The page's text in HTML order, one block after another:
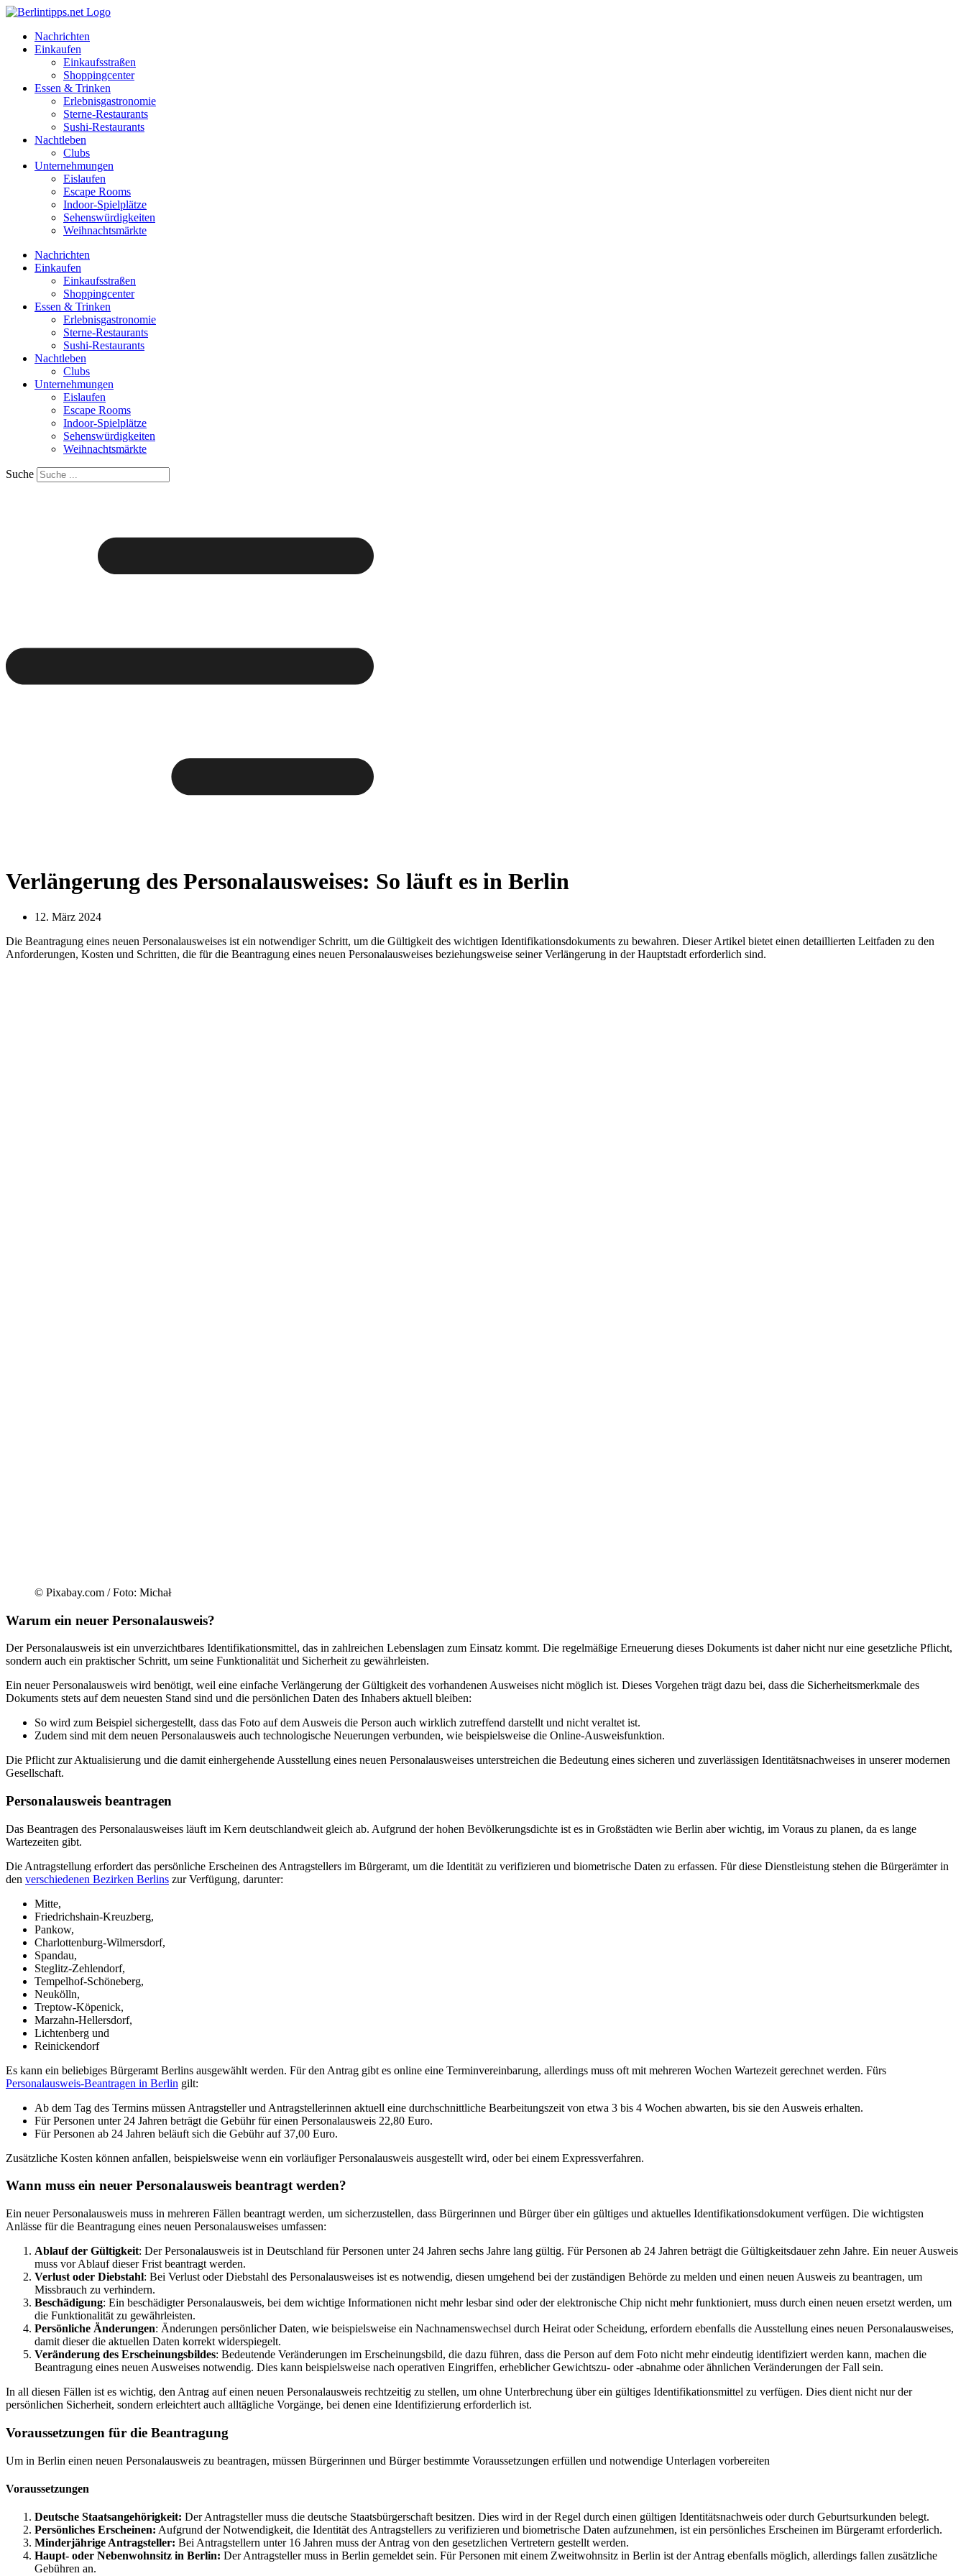
Zum
springenNachrichten
Einkaufen
Einkaufsstraßen
Shoppingcenter
Essen & Trinken
Erlebnisgastronomie
Sterne-Restaurants
Sushi-Restaurants
Nachtleben
Clubs
Unternehmungen
Eislaufen
Escape Rooms
Indoor-Spielplätze
Sehenswürdigkeiten
Weihnachtsmärkte
Nachrichten
Einkaufen
Einkaufsstraßen
Shoppingcenter
Essen & Trinken
Erlebnisgastronomie
Sterne-Restaurants
Sushi-Restaurants
Nachtleben
Clubs
Unternehmungen
Eislaufen
Escape Rooms
Indoor-Spielplätze
Sehenswürdigkeiten
Weihnachtsmärkte
Suche
Verlängerung des Personalausweises: So läuft es in Berlin
12. März 2024
Die Beantragung eines neuen Personalausweises ist ein notwendiger Schritt, um die Gültigkeit des wichtigen Identifikationsdokuments zu bewahren. Dieser Artikel bietet einen detaillierten Leitfaden zu den
Anforderungen, Kosten und Schritten, die für die Beantragung eines neuen Personalausweises beziehungsweise seiner Verlängerung in der Hauptstadt erforderlich sind.
© Pixabay.com / Foto: Michał
Warum ein neuer Personalausweis?
Der Personalausweis ist ein unverzichtbares Identifikationsmittel, das in zahlreichen Lebenslagen zum Einsatz kommt. Die regelmäßige Erneuerung dieses Dokuments ist daher nicht nur eine gesetzliche Pflicht,
sondern auch ein praktischer Schritt, um seine Funktionalität und Sicherheit zu gewährleisten.
Ein neuer Personalausweis wird benötigt, weil eine einfache Verlängerung der Gültigkeit des vorhandenen Ausweises nicht möglich ist. Dieses Vorgehen trägt dazu bei, dass die Sicherheitsmerkmale des
Dokuments stets auf dem neuesten Stand sind und die persönlichen Daten des Inhabers aktuell bleiben:
So wird zum Beispiel sichergestellt, dass das Foto auf dem Ausweis die Person auch wirklich zutreffend darstellt und nicht veraltet ist.
Zudem sind mit dem neuen Personalausweis auch technologische Neuerungen verbunden, wie beispielsweise die Online-Ausweisfunktion.
Die Pflicht zur Aktualisierung und die damit einhergehende Ausstellung eines neuen Personalausweises unterstreichen die Bedeutung eines sicheren und zuverlässigen Identitätsnachweises in unserer modernen
Gesellschaft.
Personalausweis beantragen
Das Beantragen des Personalausweises läuft im Kern deutschlandweit gleich ab. Aufgrund der hohen Bevölkerungsdichte ist es in Großstädten wie Berlin aber wichtig, im Voraus zu planen, da es lange
Wartezeiten gibt.
Die Antragstellung erfordert das persönliche Erscheinen des Antragstellers im Bürgeramt, um die Identität zu verifizieren und biometrische Daten zu erfassen. Für diese Dienstleistung stehen die Bürgerämter in
den verschiedenen Bezirken Berlins zur Verfügung, darunter:
Mitte,
Friedrichshain-Kreuzberg,
Pankow,
Charlottenburg-Wilmersdorf,
Spandau,
Steglitz-Zehlendorf,
Tempelhof-Schöneberg,
Neukölln,
Treptow-Köpenick,
Marzahn-Hellersdorf,
Lichtenberg und
Reinickendorf
Es kann ein beliebiges Bürgeramt Berlins ausgewählt werden. Für den Antrag gibt es online eine Terminvereinbarung, allerdings muss oft mit mehreren Wochen Wartezeit gerechnet werden. Fürs
Personalausweis-Beantragen in Berlin gilt:
Ab dem Tag des Termins müssen Antragsteller und Antragstellerinnen aktuell eine durchschnittliche Bearbeitungszeit von etwa 3 bis 4 Wochen abwarten, bis sie den Ausweis erhalten.
Für Personen unter 24 Jahren beträgt die Gebühr für einen Personalausweis 22,80 Euro.
Für Personen ab 24 Jahren beläuft sich die Gebühr auf 37,00 Euro.
Zusätzliche Kosten können anfallen, beispielsweise wenn ein vorläufiger Personalausweis ausgestellt wird, oder bei einem Expressverfahren.
Wann muss ein neuer Personalausweis beantragt werden?
Ein neuer Personalausweis muss in mehreren Fällen beantragt werden, um sicherzustellen, dass Bürgerinnen und Bürger über ein gültiges und aktuelles Identifikationsdokument verfügen. Die wichtigsten
Anlässe für die Beantragung eines neuen Personalausweises umfassen:
Ablauf der Gültigkeit: Der Personalausweis ist in Deutschland für Personen unter 24 Jahren sechs Jahre lang gültig. Für Personen ab 24 Jahren beträgt die Gültigkeitsdauer zehn Jahre. Ein neuer Ausweis
muss vor Ablauf dieser Frist beantragt werden.
Verlust oder Diebstahl: Bei Verlust oder Diebstahl des Personalausweises ist es notwendig, diesen umgehend bei der zuständigen Behörde zu melden und einen neuen Ausweis zu beantragen, um
Missbrauch zu verhindern.
Beschädigung: Ein beschädigter Personalausweis, bei dem wichtige Informationen nicht mehr lesbar sind oder der elektronische Chip nicht mehr funktioniert, muss durch einen neuen ersetzt werden, um
die Funktionalität zu gewährleisten.
Persönliche Änderungen: Änderungen persönlicher Daten, wie beispielsweise ein Nachnamenswechsel durch Heirat oder Scheidung, erfordern ebenfalls die Ausstellung eines neuen Personalausweises,
damit dieser die aktuellen Daten korrekt widerspiegelt.
Veränderung des Erscheinungsbildes: Bedeutende Veränderungen im Erscheinungsbild, die dazu führen, dass die Person auf dem Foto nicht mehr eindeutig identifiziert werden kann, machen die
Beantragung eines neuen Ausweises notwendig. Dies kann beispielsweise nach operativen Eingriffen, erheblicher Gewichtszu- oder -abnahme oder ähnlichen Veränderungen der Fall sein.
In all diesen Fällen ist es wichtig, den Antrag auf einen neuen Personalausweis rechtzeitig zu stellen, um ohne Unterbrechung über ein gültiges Identifikationsmittel zu verfügen. Dies dient nicht nur der
persönlichen Sicherheit, sondern erleichtert auch alltägliche Vorgänge, bei denen eine Identifizierung erforderlich ist.
Voraussetzungen für die Beantragung
Um in Berlin einen neuen Personalausweis zu beantragen, müssen Bürgerinnen und Bürger bestimmte Voraussetzungen erfüllen und notwendige Unterlagen vorbereiten
Voraussetzungen
Deutsche Staatsangehörigkeit: Der Antragsteller muss die deutsche Staatsbürgerschaft besitzen. Dies wird in der Regel durch einen gültigen Identitätsnachweis oder durch Geburtsurkunden belegt.
Persönliches Erscheinen: Aufgrund der Notwendigkeit, die Identität des Antragstellers zu verifizieren und biometrische Daten aufzunehmen, ist ein persönliches Erscheinen im Bürgeramt erforderlich.
Minderjährige Antragsteller: Bei Antragstellern unter 16 Jahren muss der Antrag von den gesetzlichen Vertretern gestellt werden.
Haupt- oder Nebenwohnsitz in Berlin: Der Antragsteller muss in Berlin gemeldet sein. Für Personen mit einem Zweitwohnsitz in Berlin ist der Antrag ebenfalls möglich, allerdings fallen zusätzliche
Gebühren an.